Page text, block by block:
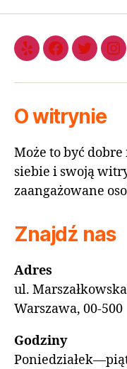
O witrynie
Może to być
siebie i swoją
zaangażowane
Znajdź nas
Adres
ul.
Warszawa, 00-500
Godziny